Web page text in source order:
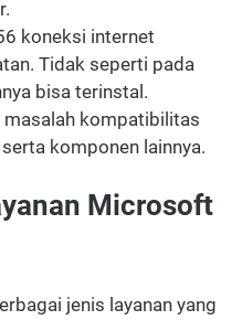
koneksi internet
Tidak seperti pada
bisa terinstal.
kompatibilitas
komponen lainnya.
Microsoft
jenis layanan yang